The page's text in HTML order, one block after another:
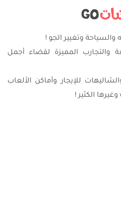
وتغيير الجو !
والتجارب المميزة لقضاء أجمل
للإيجار وأماكن الألعاب
الكثير !